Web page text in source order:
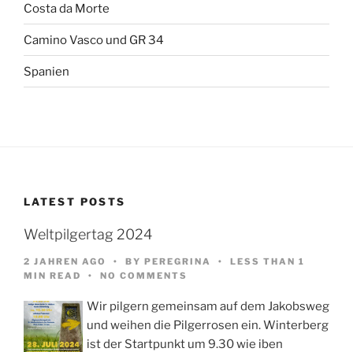
Costa da Morte
Camino Vasco und GR 34
Spanien
LATEST POSTS
Weltpilgertag 2024
2 JAHREN AGO BY PEREGRINA
LESS THAN 1
MIN READ
NO COMMENTS
Wir pilgern gemeinsam auf dem Jakobsweg
und weihen die Pilgerrosen ein. Winterberg
ist der Startpunkt um 9.30 wie iben